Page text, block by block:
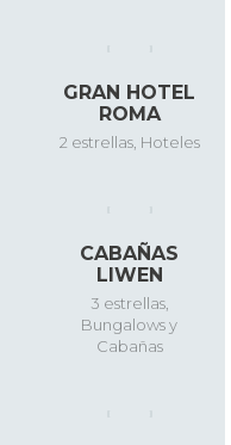
GRAN HOTEL
ROMA
2 estrellas, Hoteles
CABAÑAS
LIWEN
3 estrellas,
Bungalows y
Cabañas